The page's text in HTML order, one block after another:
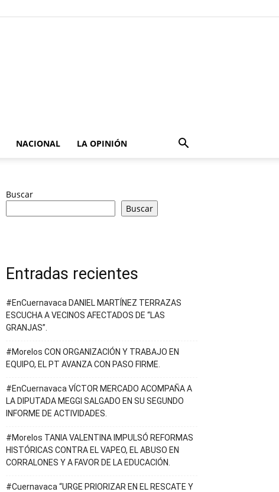
NACIONAL LA OPINIÓN
Buscar
Buscar
Entradas recientes
#EnCuernavaca DANIEL MARTÍNEZ TERRAZAS
ESCUCHA A VECINOS AFECTADOS DE “LAS
GRANJAS”.
#Morelos CON ORGANIZACIÓN Y TRABAJO EN
EQUIPO, EL PT AVANZA CON PASO FIRME.
#EnCuernavaca VÍCTOR MERCADO ACOMPAÑA A
LA DIPUTADA MEGGI SALGADO EN SU SEGUNDO
INFORME DE ACTIVIDADES.
#Morelos TANIA VALENTINA IMPULSÓ REFORMAS
HISTÓRICAS CONTRA EL VAPEO, EL ABUSO EN
CORRALONES Y A FAVOR DE LA EDUCACIÓN.
#Cuernavaca “URGE PRIORIZAR EN EL RESCATE Y